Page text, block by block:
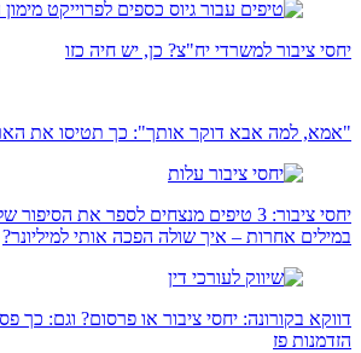
יחסי ציבור למשרדי יח"צ? כן, יש חיה כזו
"אמא, למה אבא דוקר אותך": כך תטיסו את
יחסי ציבור: 3 טיפים מנצחים לספר את
במילים אחרות – איך שולה הפכה אותי למיליונר?
דווקא בקורונה: יחסי ציבור או פרסום? וגם: כך
הזדמנות פז